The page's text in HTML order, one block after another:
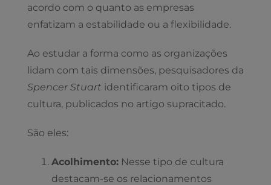
acordo com o quanto as empresas
enfatizam a estabilidade ou a flexibilidade.
Ao estudar a forma como as organizações
lidam com tais dimensões, pesquisadores da
Spencer Stuart identificaram oito tipos de
cultura, publicados no artigo supracitado.
São eles:
Acolhimento: Nesse tipo de cultura
destacam-se os relacionamentos